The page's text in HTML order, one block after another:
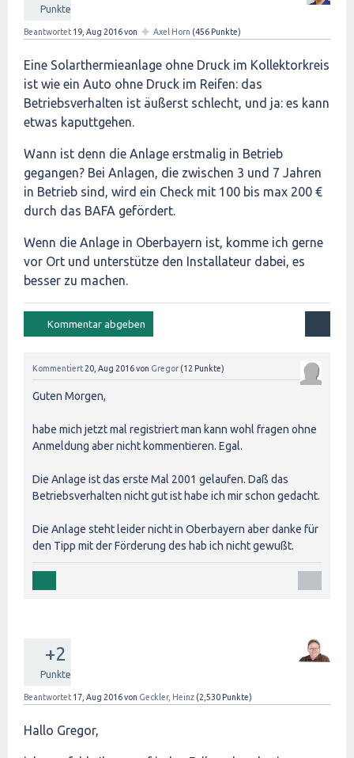
Punkte
Beantwortet 19, Aug 2016von ✦ Axel Horn (456 Punkte)
Eine Solarthermieanlage ohne Druck im Kollektorkreis
ist wie ein Auto ohne Druck im Reifen: das
Betriebsverhalten ist äußerst schlecht, und ja: es kann
etwas kaputtgehen.
Wann ist denn die Anlage erstmalig in Betrieb
gegangen? Bei Anlagen, die zwischen 3 und 7 Jahren
in Betrieb sind, wird ein Check mit 100 bis max 200 €
durch das BAFA gefördert.
Wenn die Anlage in Oberbayern ist, komme ich gerne
vor Ort und unterstütze den Installateur dabei, es
besser zu machen.
Kommentiert 20, Aug 2016von Gregor (12 Punkte)
Guten Morgen,
habe mich jetzt mal registriert man kann wohl fragen ohne
Anmeldung aber nicht kommentieren. Egal.
Die Anlage ist das erste Mal 2001 gelaufen. Daß das
Betriebsverhalten nicht gut ist habe ich mir schon gedacht.
Die Anlage steht leider nicht in Oberbayern aber danke für
den Tipp mit der Förderung des hab ich nicht gewußt.
+2
Punkte
Beantwortet 17, Aug 2016von Geckler, Heinz (2,530 Punkte)
Hallo Gregor,